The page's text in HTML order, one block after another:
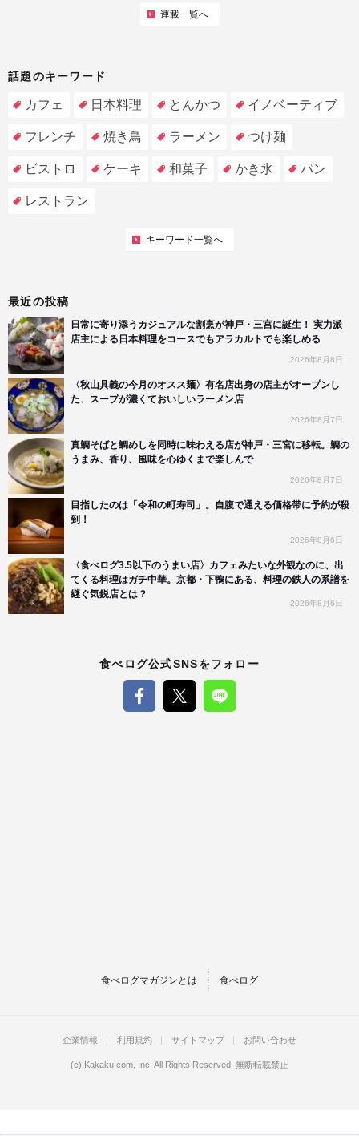
連載一覧へ
話題のキーワード
カフェ 日本料理 とんかつ イノベーティブ
フレンチ 焼き鳥 ラーメン つけ麺
ビストロ ケーキ 和菓子 かき氷 パン
レストラン
キーワード一覧へ
最近の投稿
日常に寄り添うカジュアルな割烹が神戸・三宮に誕生！ 実力派
店主による日本料理をコースでもアラカルトでも楽しめる
2026年8月8日
〈秋山具義の今月のオスス麺〉有名店出身の店主がオープンし
た、スープが濃くておいしいラーメン店
2026年8月7日
真鯛そばと鯛めしを同時に味わえる店が神戸・三宮に移転。鯛の
うまみ、香り、風味を心ゆくまで楽しんで
2026年8月7日
目指したのは「令和の町寿司」。自腹で通える価格帯に予約が殺
到！
2026年8月6日
〈食べログ3.5以下のうまい店〉カフェみたいな外観なのに、出
てくる料理はガチ中華。京都・下鴨にある、料理の鉄人の系譜を
継ぐ気鋭店とは？
2026年8月6日
食べログ公式SNSをフォロー
食べログマガジンとは 食べログ
企業情報 利用規約 サイトマップ お問い合わせ
(c) Kakaku.com, Inc. All Rights Reserved. 無断転載禁止